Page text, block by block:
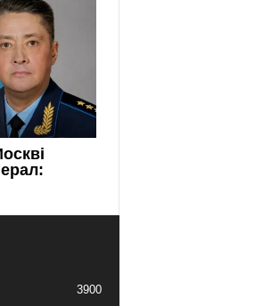
3900